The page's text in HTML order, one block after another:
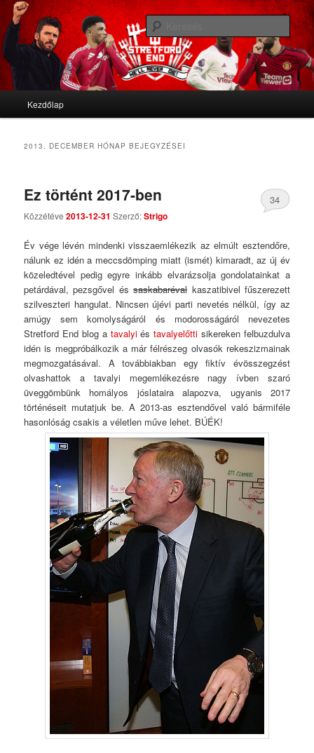
Stretford End
We'll never die
Tovább az elsődleges tartalomra
Tovább a másodlagos tartalomra
Kezdőlap
2013. DECEMBER HÓNAP BEJEGYZÉSEI
Ez történt 2017-ben
Közzétéve2013-12-31 Szerző:Strigo
34
Év vége lévén mindenki visszaemlékezik az elmúlt esztendőre,
nálunk ez idén a meccsdömping miatt (ismét) kimaradt, az új év
közeledtével pedig egyre inkább elvarázsolja gondolatainkat a
petárdával, pezsgővel éssaskabarévalkaszatibivel fűszerezett
szilveszteri hangulat. Nincsen újévi parti nevetés nélkül, így az
amúgy sem komolyságáról és modorosságáról nevezetes
Stretford End blog a tavalyiéstavalyelőtti sikereken felbuzdulva
idén is megpróbálkozik a már félrészeg olvasók rekeszizmainak
megmozgatásával. A továbbiakban egy fiktív évösszegzést
olvashattok a tavalyi megemlékezésre nagy ívben szaró
üveggömbünk homályos jóslataira alapozva, ugyanis 2017
történéseit mutatjuk be. A 2013-as esztendővel való bármiféle
hasonlóság csakis a véletlen műve lehet. BÚÉK!